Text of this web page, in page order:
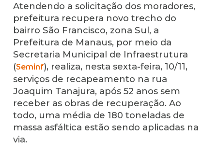
Atendendo a solicitação dos moradores,
prefeitura recupera novo trecho do
bairro São Francisco, zona Sul, a
Prefeitura de Manaus, por meio da
Secretaria Municipal de Infraestrutura
(Seminf), realiza, nesta sexta-feira, 10/11,
serviços de recapeamento na rua
Joaquim Tanajura, após 52 anos sem
receber as obras de recuperação. Ao
todo, uma média de 180 toneladas de
massa asfáltica estão sendo aplicadas na
via.